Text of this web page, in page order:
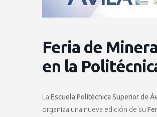
Feria de
en la
La Escuela Polítécnica Superior de
organiza una nueva edición de su